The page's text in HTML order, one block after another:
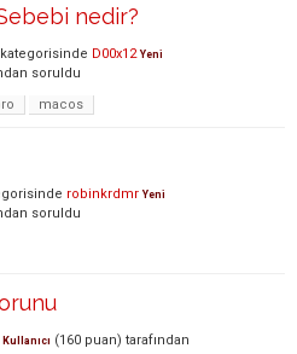
nedir?
kategorisinde D00x12 Yeni
soruldu
macos
robinkrdmr Yeni
soruldu
(160 puan) tarafından